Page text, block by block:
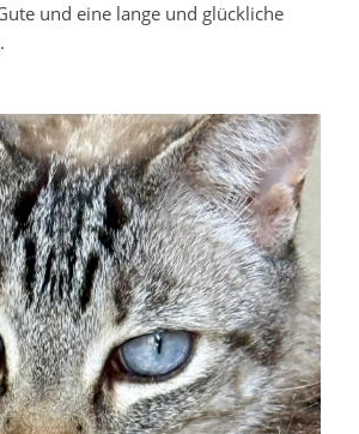
und eine lange und glückliche